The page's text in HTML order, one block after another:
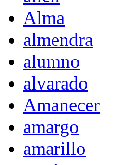
Alma
almendra
alumno
alvarado
Amanecer
amargo
amarillo